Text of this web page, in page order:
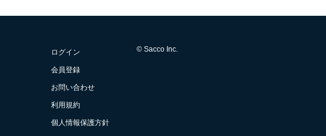
ログイン
会員登録
お問い合わせ
利用規約
個人情報保護方針
© Sacco Inc.